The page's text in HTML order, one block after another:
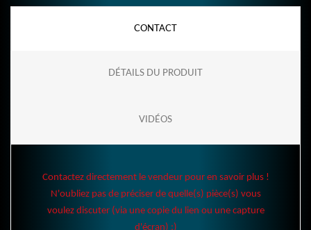
CONTACT
DÉTAILS DU PRODUIT
VIDÉOS
Contactez directement le vendeur pour en savoir plus !
N'oubliez pas de préciser de quelle(s) pièce(s) vous
voulez discuter (via une copie du lien ou une capture
d'écran) :)